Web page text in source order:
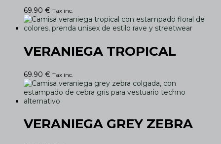
69.90 € Tax inc.
VERANIEGA TROPICAL
69.90 € Tax inc.
VERANIEGA GREY ZEBRA